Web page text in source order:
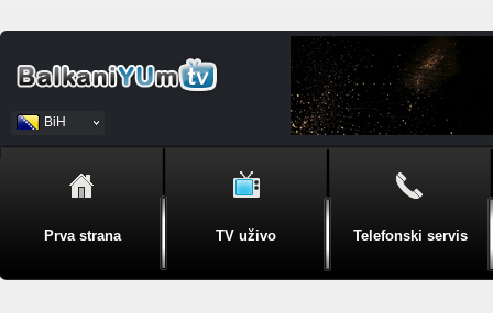
BiH
Srpski
Prva strana TV uživo Telefonski servis